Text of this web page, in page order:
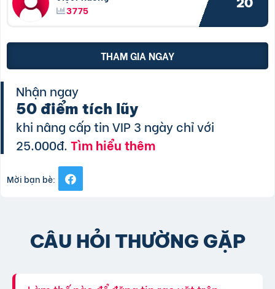
3775
THAM GIA NGAY
Nhận ngay
50 điểm tích lũy
khi nâng cấp tin VIP 3 ngày chỉ với
25.000đ.Tìm hiểu thêm
Mời bạn bè:
CÂU HỎI THƯỜNG GẶP